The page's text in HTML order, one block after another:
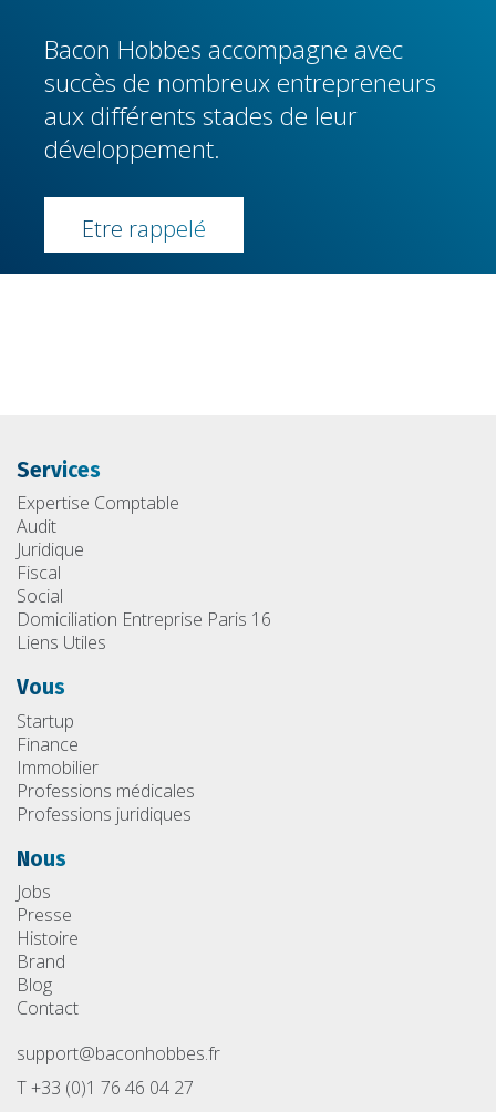
Bacon Hobbes accompagne avec
succès de nombreux entrepreneurs
aux différents stades de leur
développement.
Etre rappelé
Services
Expertise Comptable
Audit
Juridique
Fiscal
Social
Domiciliation Entreprise Paris 16
Liens Utiles
Vous
Startup
Finance
Immobilier
Professions médicales
Professions juridiques
Nous
Jobs
Presse
Histoire
Brand
Blog
Contact
support@baconhobbes.fr
T +33 (0)1 76 46 04 27